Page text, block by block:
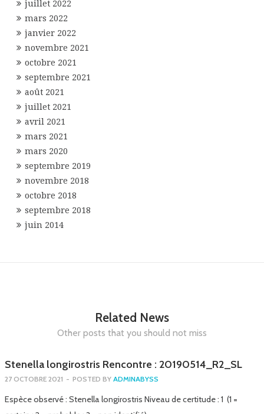
juillet 2022
mars 2022
janvier 2022
novembre 2021
octobre 2021
septembre 2021
août 2021
juillet 2021
avril 2021
mars 2021
mars 2020
septembre 2019
novembre 2018
octobre 2018
septembre 2018
juin 2014
Related News
Other posts that you should not miss
Stenella longirostris Rencontre : 20190514_R2_SL
27 OCTOBRE 2021 - POSTED BY ADMINABYSS
Espèce observé : Stenella longirostris Niveau de certitude : 1 (1 =